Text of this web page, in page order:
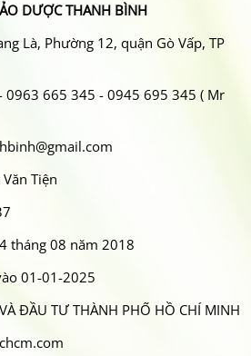
DƯỢC THANH BÌNH
Là, Phường 12, quận Gò Vấp, TP
0963 665 345 - 0945 695 345 ( Mr
Tiện
tháng 08 năm 2018
01-01-2025
ĐẦU TƯ THÀNH PHỐ HỒ CHÍ MINH